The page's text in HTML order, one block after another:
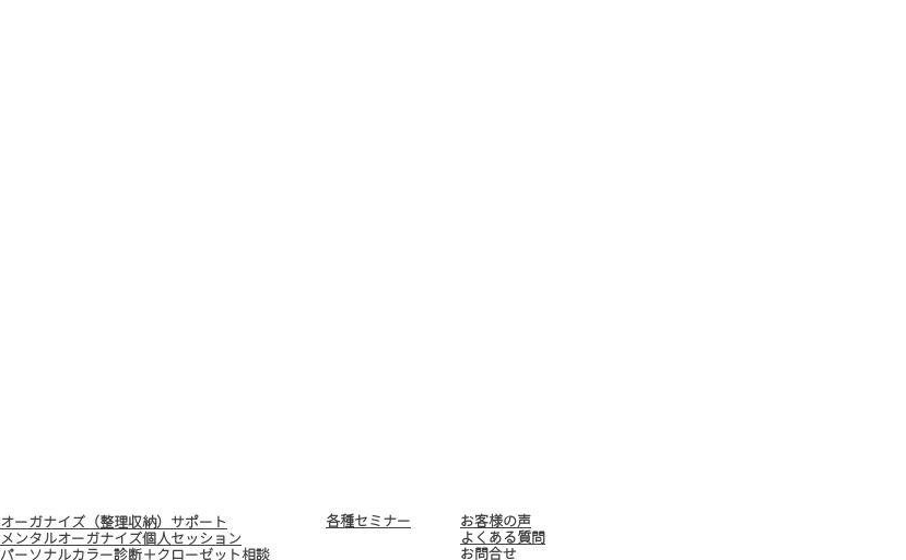
オーガナイズ（整理収納）サポート
メンタルオーガナイズ個人セッション
パーソナルカラー診断＋クローゼット相談
各種セミナー
お客様の声
よくある質問
お問合せ